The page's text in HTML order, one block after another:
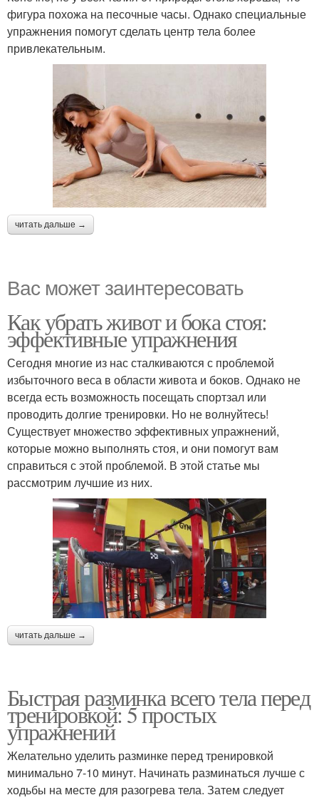
фигура похожа на песочные часы. Однако специальные
упражнения помогут сделать центр тела более
привлекательным.
читать дальше →
Вас может заинтересовать
Как убрать живот и бока стоя:
эффективные упражнения
Сегодня многие из нас сталкиваются с проблемой
избыточного веса в области живота и боков. Однако не
всегда есть возможность посещать спортзал или
проводить долгие тренировки. Но не волнуйтесь!
Существует множество эффективных упражнений,
которые можно выполнять стоя, и они помогут вам
справиться с этой проблемой. В этой статье мы
рассмотрим лучшие из них.
читать дальше →
Быстрая разминка всего тела перед
тренировкой: 5 простых
упражнений
Желательно уделить разминке перед тренировкой
минимально 7-10 минут. Начинать разминаться лучше с
ходьбы на месте для разогрева тела. Затем следует